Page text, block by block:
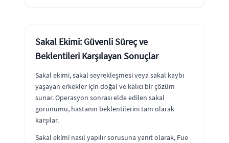
Sakal Ekimi: Güvenli Süreç ve
Beklentileri Karşılayan Sonuçlar
Sakal ekimi, sakal seyrekleşmesi veya sakal kaybı
yaşayan erkekler için doğal ve kalıcı bir çözüm
sunar. Operasyon sonrası elde edilen sakal
görünümü, hastanın beklentilerini tam olarak
karşılar.
Sakal ekimi nasıl yapılır sorusuna yanıt olarak, Fue